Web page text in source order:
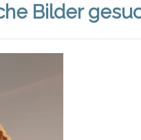
Bilder